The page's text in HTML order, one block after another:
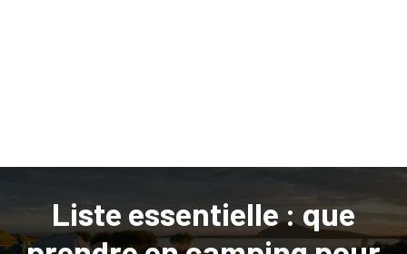
Liste essentielle : que